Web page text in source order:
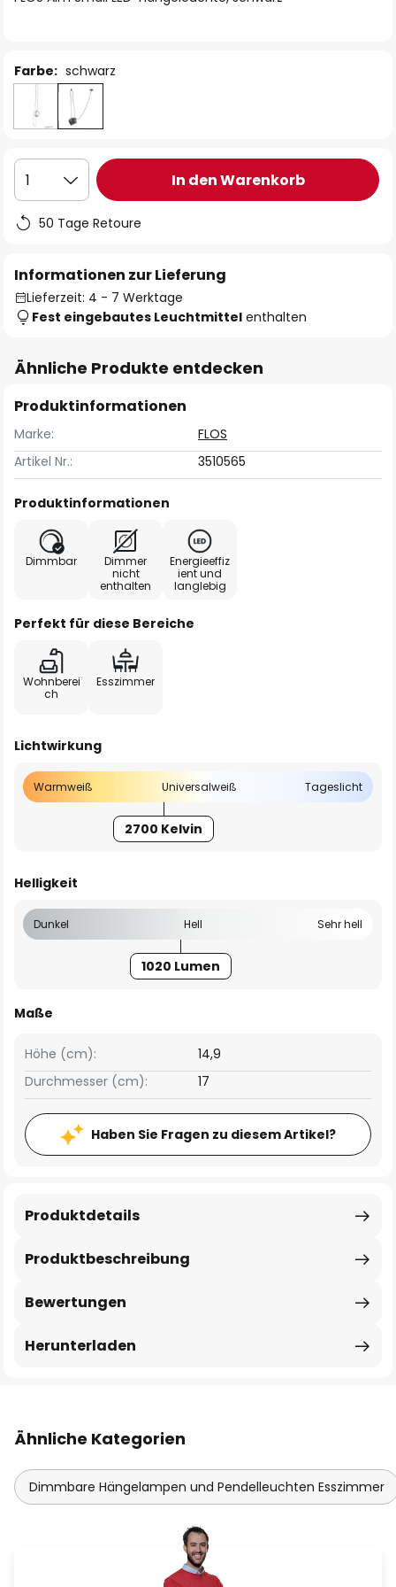
Farbe: schwarz
1 In den Warenkorb
50 Tage Retoure
Informationen zur Lieferung
Lieferzeit: 4 - 7 Werktage
Fest eingebautes Leuchtmittel enthalten
Ähnliche Produkte entdecken
Produktinformationen
Marke:
FLOS
Artikel Nr.:
3510565
Produktinformationen
Dimmbar
Dimmer
nicht
enthalten
Energieeffiz
ient und
langlebig
Perfekt für diese Bereiche
Wohnberei
ch
Esszimmer
Lichtwirkung
Warmweiß Universalweiß Tageslicht
2700 Kelvin
Helligkeit
Dunkel Hell Sehr hell
1020 Lumen
Maße
Höhe (cm):
14,9
Durchmesser (cm):
17
Haben Sie Fragen zu diesem Artikel?
Produktbeschreibung
Produktdetails
Bewertungen
Herunterladen
Ähnliche Kategorien
Dimmbare Hängelampen und Pendelleuchten Esszimmer